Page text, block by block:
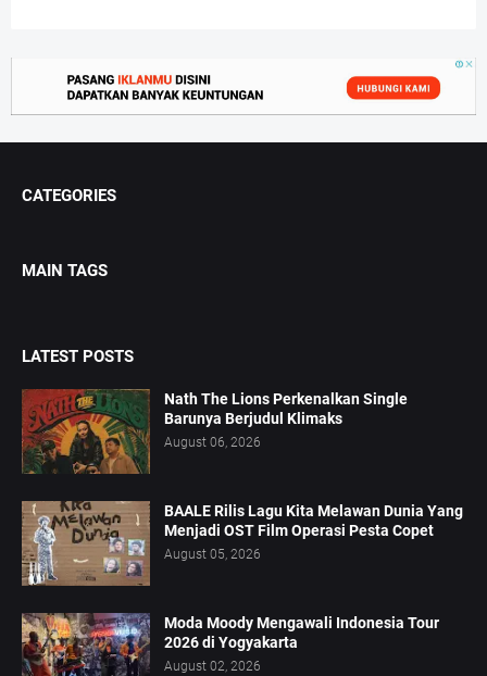
CATEGORIES
MAIN TAGS
LATEST POSTS
Nath The Lions Perkenalkan Single
Barunya Berjudul Klimaks
August 06, 2026
BAALE Rilis Lagu Kita Melawan Dunia Yang
Menjadi OST Film Operasi Pesta Copet
August 05, 2026
Moda Moody Mengawali Indonesia Tour
2026 di Yogyakarta
August 02, 2026